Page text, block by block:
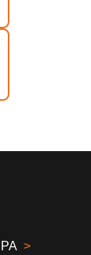
PA >